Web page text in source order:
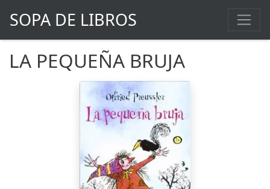
SOPA DE LIBROS
LA PEQUEÑA BRUJA